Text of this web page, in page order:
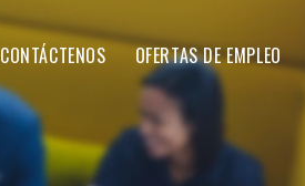
CONTÁCTENOS OFERTAS DE EMPLEO